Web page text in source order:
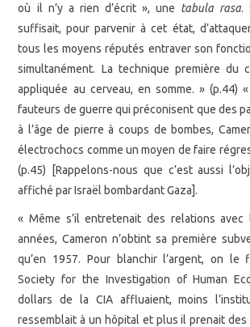
où il n’y a rien d’écrit », une tabula rasa.
suffisait, pour parvenir à cet état,
tous les moyens réputés entraver son
simultanément. La technique première du
appliquée au cerveau, en somme. » (p.44)
fauteurs de guerre qui préconisent que des
à l’âge de pierre à coups de bombes,
électrochocs comme un moyen de faire
(p.45) [Rappelons-nous que c’est aussi
affiché par Israël bombardant Gaza].
« Même s’il entretenait des relations avec
années, Cameron n’obtint sa première
qu’en 1957. Pour blanchir l’argent, on
Society for the Investigation of Human
dollars de la CIA affluaient, moins
ressemblait à un hôpital et plus il prenait